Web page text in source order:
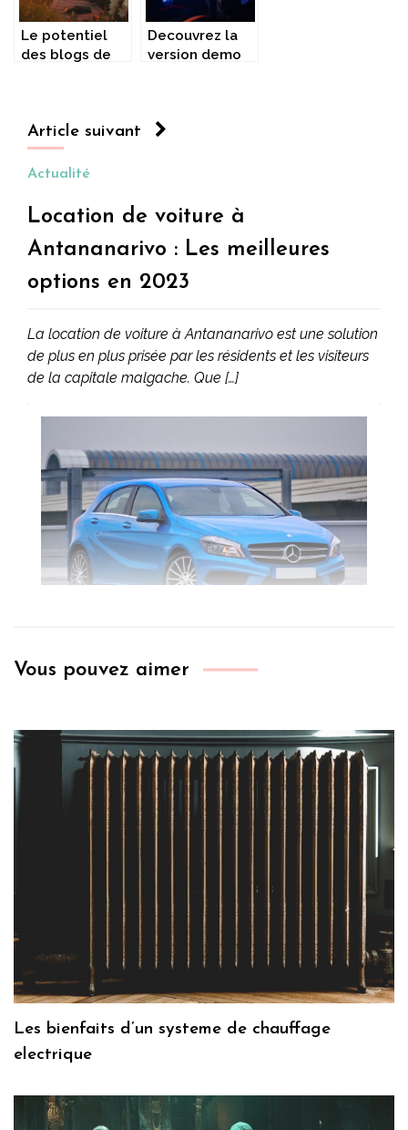
Le potentiel
des blogs de
Decouvrez la
version demo
Article suivant
Actualité
Location de voiture à
Antananarivo : Les meilleures
options en 2023
La location de voiture à Antananarivo est une solution
de plus en plus prisée par les résidents et les visiteurs
de la capitale malgache. Que […]
Vous pouvez aimer
Les bienfaits d’un systeme de chauffage
electrique